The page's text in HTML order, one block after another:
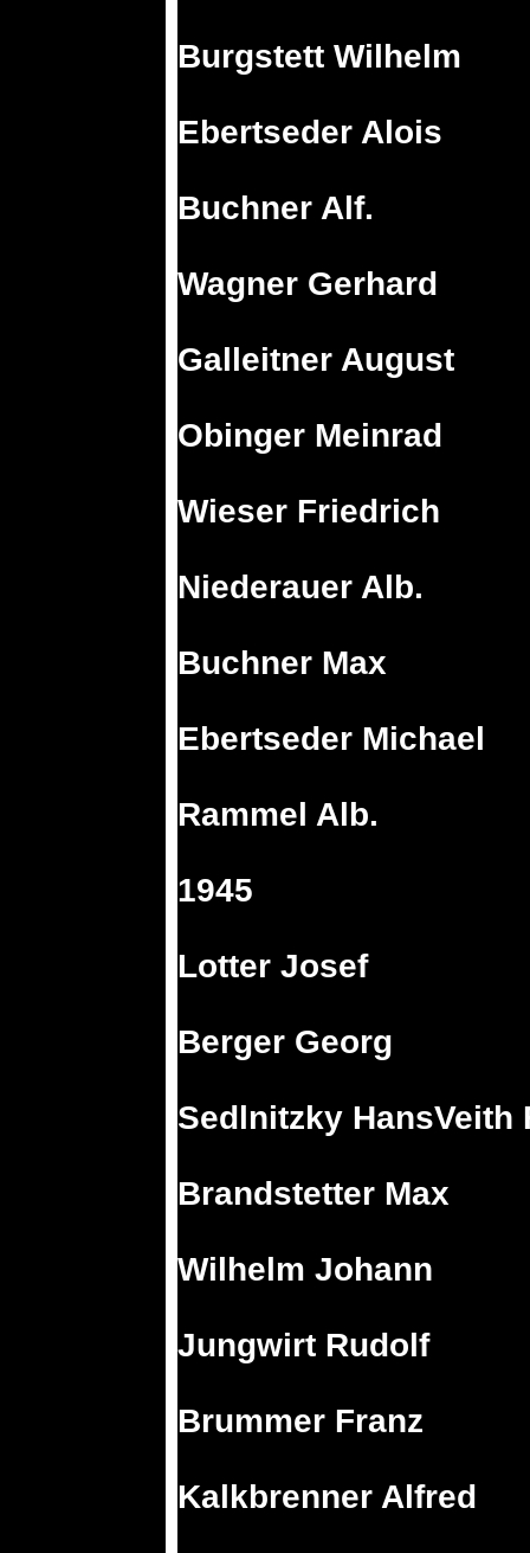
Burgstett Wilhelm
Ebertseder Alois
Buchner Alf.
Wagner Gerhard
Galleitner August
Obinger Meinrad
Wieser Friedrich
Niederauer Alb.
Buchner Max
Ebertseder Michael
Rammel Alb.
1945
Lotter Josef
Berger Georg
Sedlnitzky HansVeith
Brandstetter Max
Wilhelm Johann
Jungwirt Rudolf
Brummer Franz
Kalkbrenner Alfred